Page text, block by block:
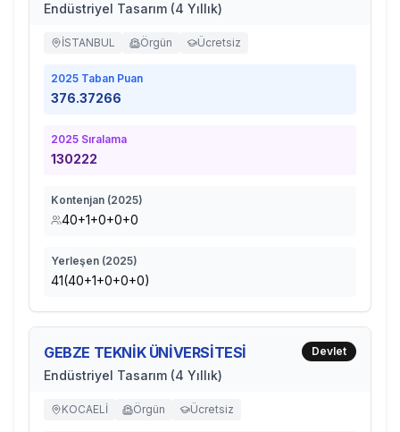
Endüstriyel Tasarım (4 Yıllık)
İSTANBUL Örgün Ücretsiz
2025 Taban Puan
376.37266
2025 Sıralama
130222
Kontenjan (2025)
40+1+0+0+0
Yerleşen (2025)
41(40+1+0+0+0)
GEBZE TEKNİK ÜNİVERSİTESİ
Endüstriyel Tasarım (4 Yıllık)
Devlet
KOCAELİ Örgün Ücretsiz